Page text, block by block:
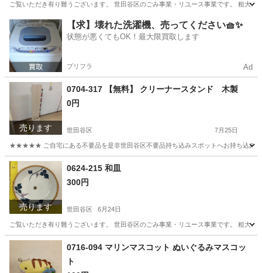
ご覧いただき有り難うございます。 世⽥⾕区のごみ事業・リユース事業です。 粗
東京 世田谷区 インテリア雑貨/小物 リユース
【求】壊れた洗濯機、売ってください🧺✨
状態が悪くてもOK！最大限買取します
プリフラ Ad
売ります
0704-317 【無料】 クリーナースタンド 木製
0円
世田谷区 7月25日
★★★★★ ご自宅にある不要品を是非世田谷区不要品持ち込みスポットへお持ち込みし
東京 世田谷区 収納家具
売ります
0624-215 和皿
300円
世田谷区 6月24日
ご覧いただき有り難うございます。 世⽥⾕区のごみ事業・リユース事業です。 粗
東京 世田谷区 リユース
0716-094 マリンマスコット ぬいぐるみマスコッ
ト